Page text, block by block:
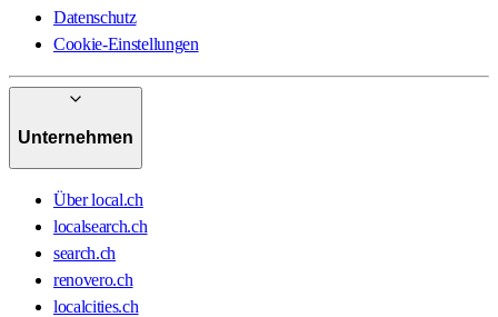
Datenschutz
Cookie-Einstellungen
Unternehmen
Über local.ch
localsearch.ch
search.ch
renovero.ch
localcities.ch